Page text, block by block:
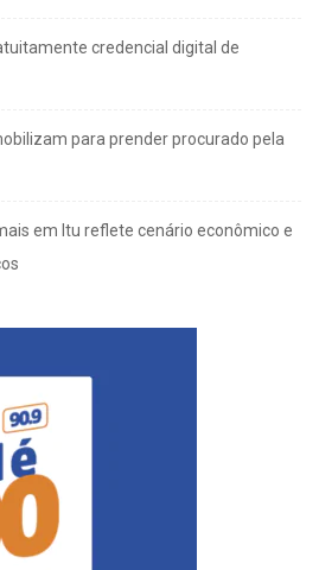
credencial digital de
para prender procurado pela
em Itu reflete cenário econômico e